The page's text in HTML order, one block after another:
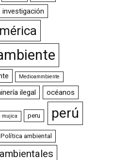
investigación
Medioammbiente
ilegal océanos
mujica peru perú
Política ambiental